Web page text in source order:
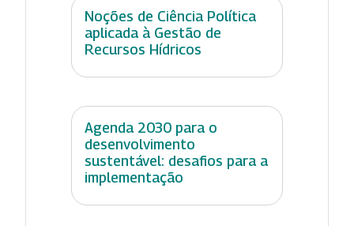
Noções de Ciência Política
aplicada à Gestão de
Recursos Hídricos
Agenda 2030 para o
desenvolvimento
sustentável: desafios para a
implementação